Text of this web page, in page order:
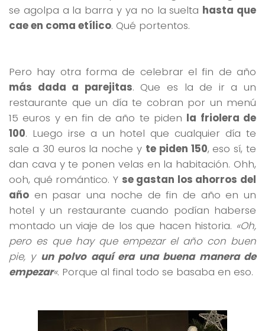
se agolpa a la barra y ya no la suelta hasta que
cae en coma etílico. Qué portentos.
Pero hay otra forma de celebrar el fin de año
más dada a parejitas. Que es la de ir a un
restaurante que un día te cobran por un menú
15 euros y en fin de año te piden la friolera de
100. Luego irse a un hotel que cualquier día te
sale a 30 euros la noche y te piden 150, eso sí, te
dan cava y te ponen velas en la habitación. Ohh,
ooh, qué romántico. Y se gastan los ahorros del
año en pasar una noche de fin de año en un
hotel y un restaurante cuando podían haberse
montado un viaje de los que hacen historia. «Oh,
pero es que hay que empezar el año con buen
pie, y un polvo aquí era una buena manera de
empezar«. Porque al final todo se basaba en eso.